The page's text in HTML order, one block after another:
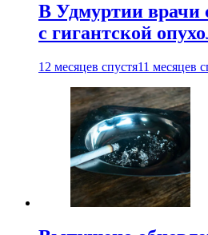
В Удмуртии врачи
с гигантской
12 месяцев спустя11 месяцев